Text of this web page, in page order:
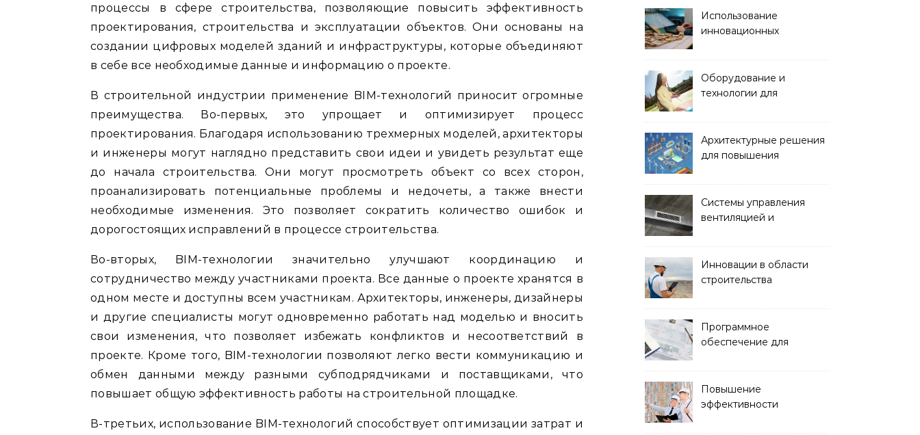
процессы в сфере строительства, позволяющие повысить эффективность
проектирования, строительства и эксплуатации объектов. Они основаны на
создании цифровых моделей зданий и инфраструктуры, которые объединяют
в себе все необходимые данные и информацию о проекте.
В строительной индустрии применение BIM-технологий приносит огромные
преимущества. Во-первых, это упрощает и оптимизирует процесс
проектирования. Благодаря использованию трехмерных моделей, архитекторы
и инженеры могут наглядно представить свои идеи и увидеть результат еще
до начала строительства. Они могут просмотреть объект со всех сторон,
проанализировать потенциальные проблемы и недочеты, а также внести
необходимые изменения. Это позволяет сократить количество ошибок и
дорогостоящих исправлений в процессе строительства.
Во-вторых, BIM-технологии значительно улучшают координацию и
сотрудничество между участниками проекта. Все данные о проекте хранятся в
одном месте и доступны всем участникам. Архитекторы, инженеры, дизайнеры
и другие специалисты могут одновременно работать над моделью и вносить
свои изменения, что позволяет избежать конфликтов и несоответствий в
проекте. Кроме того, BIM-технологии позволяют легко вести коммуникацию и
обмен данными между разными субподрядчиками и поставщиками, что
повышает общую эффективность работы на строительной площадке.
В-третьих, использование BIM-технологий способствует оптимизации затрат и
Использование
инновационных
Оборудование и
технологии для
Архитектурные решения
для повышения
Системы управления
вентиляцией и
Инновации в области
строительства
Программное
обеспечение для
строительством
Повышение
эффективности